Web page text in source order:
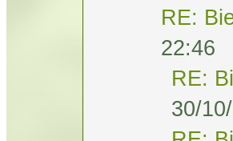
RE:
22:46
RE:
30/